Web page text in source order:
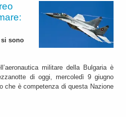
sono
militare della Bulgaria è
di oggi, mercoledì 9 giugno
che è competenza di questa Nazione